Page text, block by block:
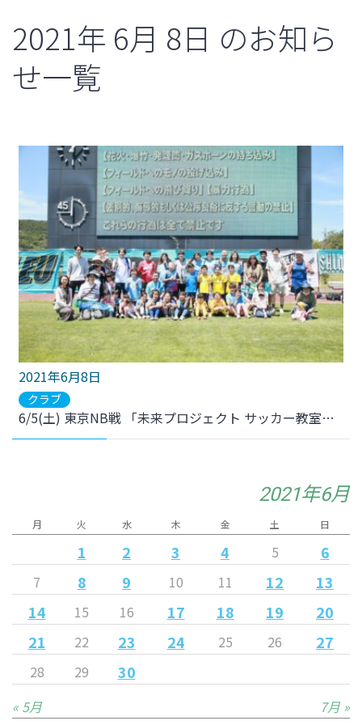
2021年 6月 8日 のお知ら
せ一覧
2021年6月8日
クラブ
6/5(土) 東京NB戦 「未来プロジェクト サッカー教室」を開催しました！
2021年6月
月 火 水 木 金 土 日
1 2 3 4 5 6
7 8 9 10 11 12
13
14
15 16 17 18 19
20
21
22 23 24 25 26 27
28 29 30
« 5月 7月 »